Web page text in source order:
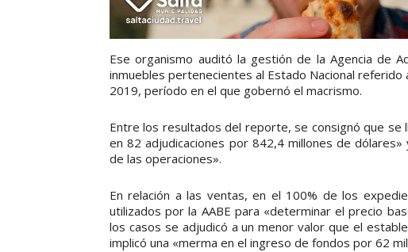
Ese organismo auditó la gestión de la Agencia de
inmuebles pertenecientes al Estado Nacional
2019, período en el que gobernó el macrismo.
Entre los resultados del reporte, se consignó que
en 82 adjudicaciones por 842,4 millones de
de las operaciones».
En relación a las ventas, en el 100% de los
utilizados por la AABE para «determinar el precio
los casos se adjudicó a un menor valor que el
implicó una «merma en el ingreso de fondos por 62